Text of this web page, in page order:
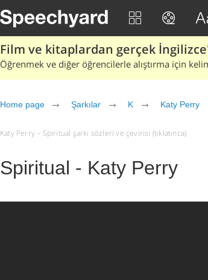
Film ve kitaplardan gerçek
Öğrenmek ve diğer öğrencilerle alıştırma için
Home page Şarkılar K Katy Perry
Katy Perry – Spiritual şarkı sözleri ve çevirisi (tıklatınca)
Spiritual - Katy Perry